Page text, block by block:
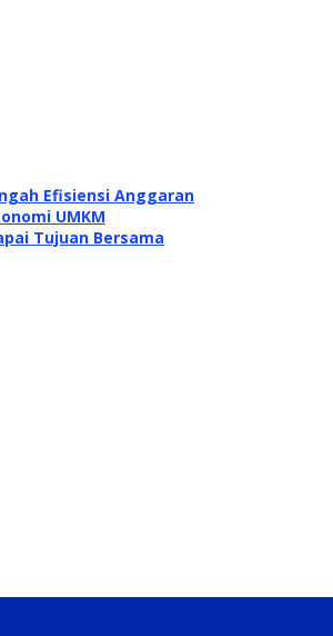
Efisiensi Anggaran
UMKM
Tujuan Bersama